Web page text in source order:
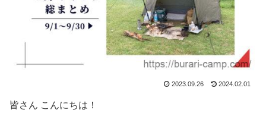
2023.09.26 2024.02.01
皆さん こんにちは！